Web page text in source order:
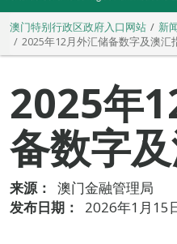
澳门特别行政区政府入口网站
新
2025年12月外汇储备数字及澳汇
2025年
备数字
来源：
澳门金融管理局
发布日期：
2026年1月15